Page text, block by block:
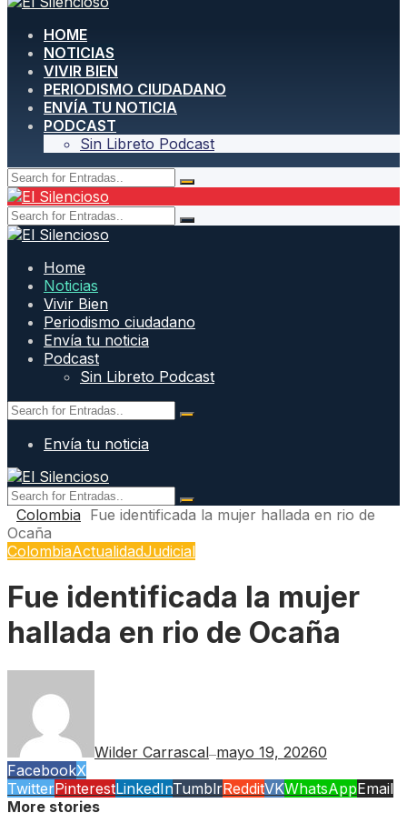
HOME
NOTICIAS
VIVIR BIEN
PERIODISMO CIUDADANO
ENVÍA TU NOTICIA
PODCAST
Sin Libreto Podcast
Home
Noticias
Vivir Bien
Periodismo ciudadano
Envía tu noticia
Podcast
Sin Libreto Podcast
Envía tu noticia
Colombia Fue identificada la mujer hallada en rio de
Ocaña
ColombiaActualidadJudicial
Fue identificada la mujer
hallada en rio de Ocaña
Wilder Carrascal—mayo 19, 20260
FacebookX
TwitterPinterestLinkedInTumblrRedditVKWhatsAppEmail
More stories